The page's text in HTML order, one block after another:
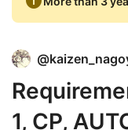
@
1, CP,